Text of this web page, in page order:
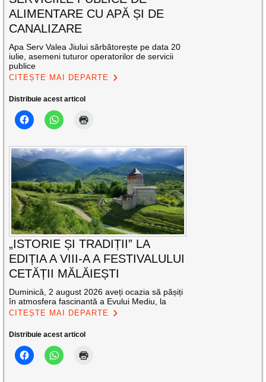
ALIMENTARE CU APĂ ȘI DE
CANALIZARE
Apa Serv Valea Jiului sărbătorește pe data 20
iulie, asemeni tuturor operatorilor de servicii
publice
CITEȘTE MAI DEPARTE
Distribuie acest articol
„ISTORIE ȘI TRADIȚII” LA
EDIȚIA A VIII-A A FESTIVALULUI
CETĂȚII MĂLĂIEȘTI
Duminică, 2 august 2026 aveți ocazia să pășiți
în atmosfera fascinantă a Evului Mediu, la
CITEȘTE MAI DEPARTE
Distribuie acest articol